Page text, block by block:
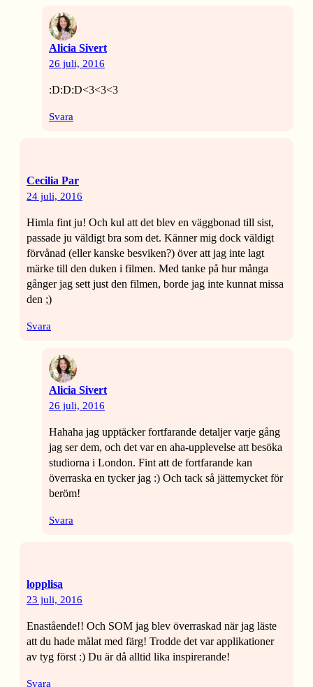
Alicia Sivert
26 juli, 2016
:D:D:D<3<3<3
Svara
Cecilia Par
24 juli, 2016
Himla fint ju! Och kul att det blev en väggbonad till sist,
passade ju väldigt bra som det. Känner mig dock väldigt
förvånad (eller kanske besviken?) över att jag inte lagt
märke till den duken i filmen. Med tanke på hur många
gånger jag sett just den filmen, borde jag inte kunnat missa
den ;)
Svara
Alicia Sivert
26 juli, 2016
Hahaha jag upptäcker fortfarande detaljer varje gång
jag ser dem, och det var en aha-upplevelse att besöka
studiorna i London. Fint att de fortfarande kan
överraska en tycker jag :) Och tack så jättemycket för
beröm!
Svara
lopplisa
23 juli, 2016
Enastående!! Och SOM jag blev överraskad när jag läste
att du hade målat med färg! Trodde det var applikationer
av tyg först :) Du är då alltid lika inspirerande!
Svara